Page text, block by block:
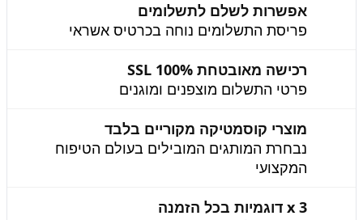
אפשרות לשלם לתשלומים
פריסת התשלומים נוחה בכרטיס אשראי
רכישה מאובטחת 100% SSL
פרטי התשלום מוצפנים ומוגנים
מוצרי קוסמטיקה מקוריים בלבד
נבחרת המותגים המובילים בעולם הטיפוח
המקצועי
3 x דוגמיות בכל הזמנה